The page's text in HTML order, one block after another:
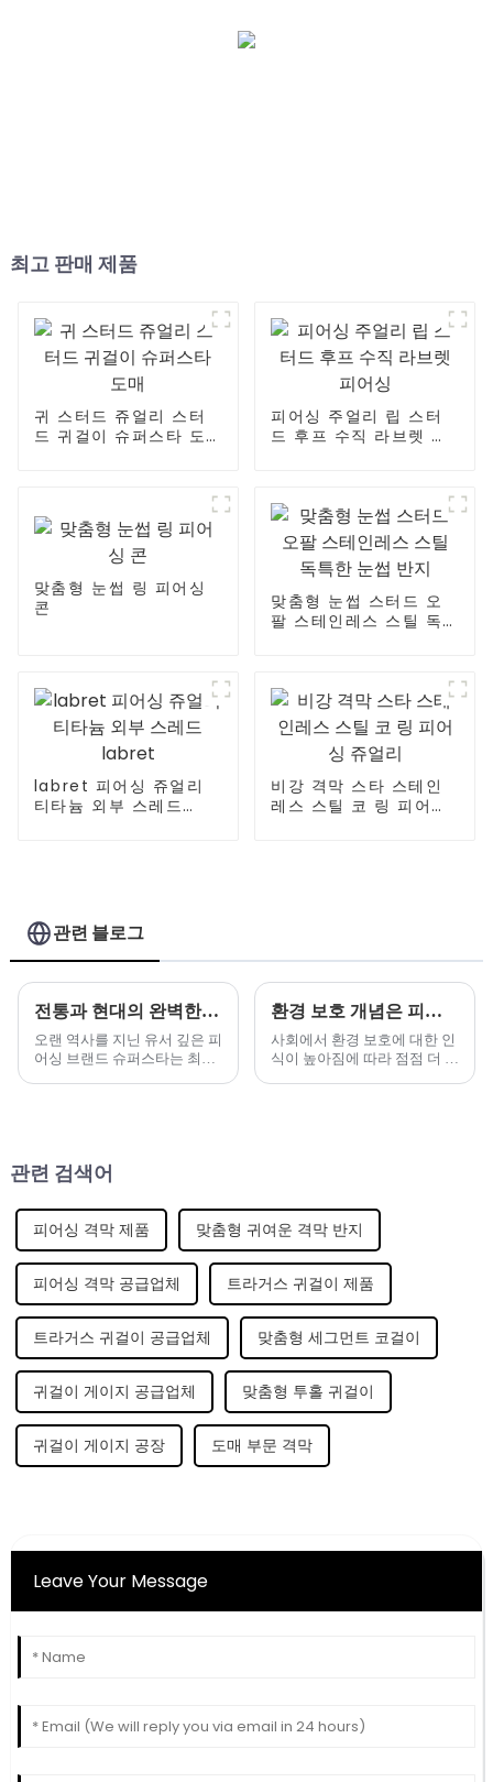
최고 판매 제품
귀 스터드 쥬얼리 스터
드 귀걸이 슈퍼스타 도
피어싱 주얼리 립 스터
드 후프 수직 라브렛 피
맞춤형 눈썹 링 피어싱
콘
맞춤형 눈썹 스터드 오
팔 스테인레스 스틸 독
labret 피어싱 쥬얼리
티타늄 외부 스레드
비강 격막 스타 스테인
레스 스틸 코 링 피어싱
관련 블로그
전통과 현대의 완벽한 조화 - 유서 깊은 피어싱 브랜드가 새로운 주얼리 시리즈를 출시합니다.
오랜 역사를 지닌 유서 깊은 피
어싱 브랜드 슈퍼스타는 최근
환경 보호 개념은 피어싱 주얼리 산업의 새로운 트렌드가 되었습니다.
사회에서 환경 보호에 대한 인
식이 높아짐에 따라 점점 더 많
관련 검색어
피어싱 격막 제품 맞춤형 귀여운 격막 반지
피어싱 격막 공급업체 트라거스 귀걸이 제품
트라거스 귀걸이 공급업체 맞춤형 세그먼트 코걸이
귀걸이 게이지 공급업체 맞춤형 투홀 귀걸이
귀걸이 게이지 공장 도매 부문 격막
Leave Your Message